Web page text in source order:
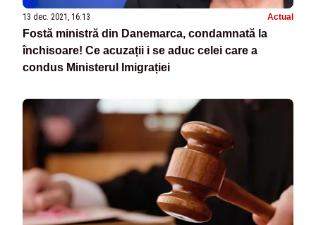
13 dec. 2021, 16:13 Actual
Fostă ministră din Danemarca, condamnată la
închisoare! Ce acuzații i se aduc celei care a
condus Ministerul Imigrației